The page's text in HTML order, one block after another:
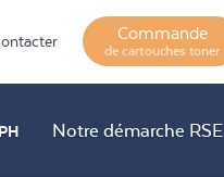
Commande
de cartouches toner
Notre démarche RSE